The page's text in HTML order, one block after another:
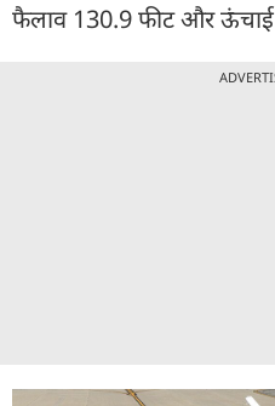
फैलाव 130.9 फीट और